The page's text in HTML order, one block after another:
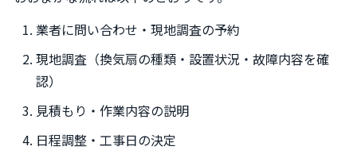
業者に問い合わせ・現地調査の予約
現地調査（換気扇の種類・設置状況・故障内容を確
認）
見積もり・作業内容の説明
日程調整・工事日の決定